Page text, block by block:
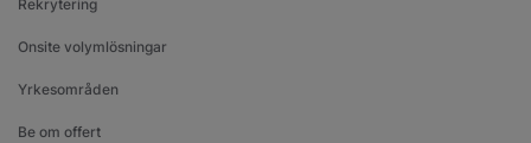
Rekrytering
Onsite volymlösningar
Yrkesområden
Be om offert